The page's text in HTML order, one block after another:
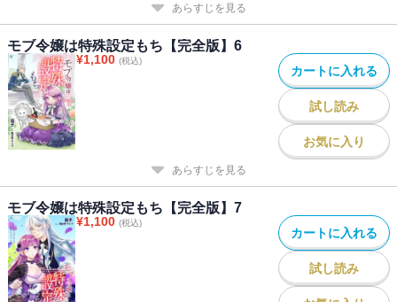
あらすじを見る
モブ令嬢は特殊設定もち【完全版】6
¥1,100 (税込)
カートに入れる
試し読み
お気に入り
あらすじを見る
モブ令嬢は特殊設定もち【完全版】7
¥1,100 (税込)
カートに入れる
試し読み